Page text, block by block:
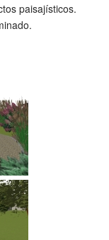
paisajísticos.